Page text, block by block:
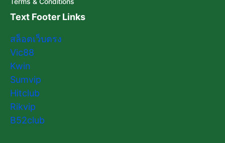
Text Footer Links
สล็อตเว็บตรง
Vic88
Kwin
Sumvip
Hitclub
Rikvip
B52club